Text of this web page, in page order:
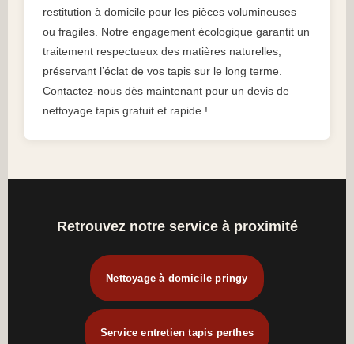
restitution à domicile pour les pièces volumineuses
ou fragiles. Notre engagement écologique garantit un
traitement respectueux des matières naturelles,
préservant l’éclat de vos tapis sur le long terme.
Contactez-nous dès maintenant pour un devis de
nettoyage tapis gratuit et rapide !
Retrouvez notre service à proximité
Nettoyage à domicile pringy
Service entretien tapis perthes